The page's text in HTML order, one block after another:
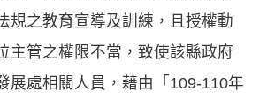
規之教育宣導及訓練，且授權動
主管之權限不當，致使該縣政府
展處相關人員，藉由「109-110年